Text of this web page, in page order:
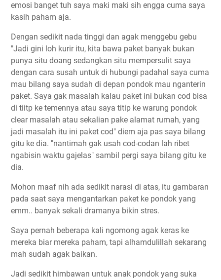
emosi banget tuh saya maki maki sih engga cuma saya
kasih paham aja.
Dengan sedikit nada tinggi dan agak menggebu gebu
"Jadi gini loh kurir itu, kita bawa paket banyak bukan
punya situ doang sedangkan situ mempersulit saya
dengan cara susah untuk di hubungi padahal saya cuma
mau bilang saya sudah di depan pondok mau nganterin
paket. Saya gak masalah kalau paket ini bukan cod bisa
di tiitp ke temennya atau saya titip ke warung pondok
clear masalah atau sekalian pake alamat rumah, yang
jadi masalah itu ini paket cod" diem aja pas saya bilang
gitu ke dia. "nantimah gak usah cod-codan lah ribet
ngabisin waktu gajelas" sambil pergi saya bilang gitu ke
dia.
Mohon maaf nih ada sedikit narasi di atas, itu gambaran
pada saat saya mengantarkan paket ke pondok yang
emm.. banyak sekali dramanya bikin stres.
Saya pernah beberapa kali ngomong agak keras ke
mereka biar mereka paham, tapi alhamdulillah sekarang
mah sudah agak baikan.
Jadi sedikit himbawan untuk anak pondok yang suka